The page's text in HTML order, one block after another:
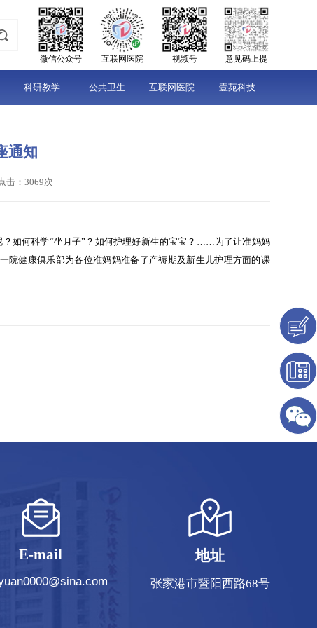
意见码上提
视频号
互联网医院
微信公众号
科研教学 公共卫生 互联网医院 壹苑科技
通知
击：3069次
如何科学“坐月子”？如何护理好新生的宝宝？……为了让准妈妈
院健康俱乐部为各位准妈妈准备了产褥期及新生儿护理方面的课
地址
张家港市暨阳西路68号
E-mail